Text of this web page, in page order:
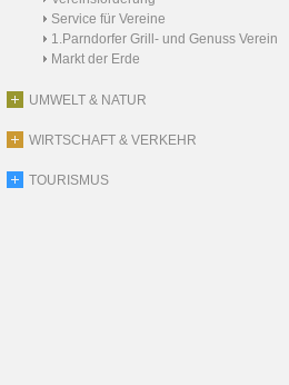
Service für Vereine
1.Parndorfer Grill- und Genuss Verein
Markt der Erde
UMWELT & NATUR
WIRTSCHAFT & VERKEHR
TOURISMUS